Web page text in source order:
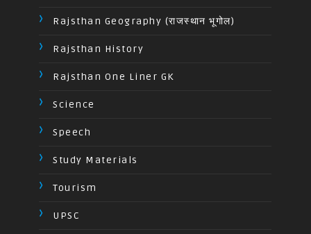
Rajsthan Geography (राजस्थान भूगोल)
Rajsthan History
Rajsthan One Liner GK
Science
Speech
Study Materials
Tourism
UPSC